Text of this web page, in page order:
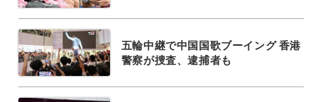
五輪中継で中国国歌ブーイング 香港
警察が捜査、逮捕者も